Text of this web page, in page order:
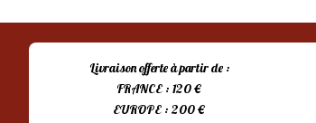
était :
15,00 €.
est :
10,00 €.
Livraison offerte à partir de :
FRANCE : 120 €
EUROPE : 200 €